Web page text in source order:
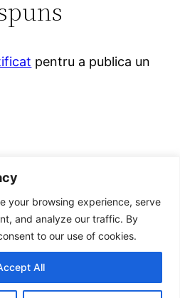
your browsing experience, serve
and analyze our traffic. By
to our use of cookies.
All
pentru a publica un
de persoana fizica
Adrian Benta.
5, Str. Aleea Posada, Nr
cod postal 051414
RO 22886383
0311.043.869; Mobil: 0765
139 ; 0740 031 795